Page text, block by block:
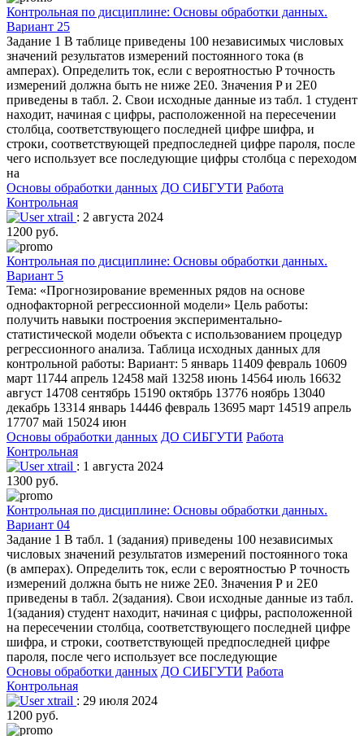
Контрольная по дисциплине: Основы обработки данных.
Вариант 25
Задание 1 В таблице приведены 100 независимых числовых
значений результатов измерений постоянного тока (в
амперах). Определить ток, если с вероятностью P точность
измерений должна быть не ниже 2E0. Значения P и 2E0
приведены в табл. 2. Свои исходные данные из табл. 1 студент
находит, начиная с цифры, расположенной на пересечении
столбца, соответствующего последней цифре шифра, и
строки, соответствующей предпоследней цифре пароля, после
чего использует все последующие цифры столбца с переходом
на
Основы обработки данных ДО СИБГУТИ Работа
Контрольная
xtrail : 2 августа 2024
1200 руб.
Контрольная по дисциплине: Основы обработки данных.
Вариант 5
Тема: «Прогнозирование временных рядов на основе
однофакторной регрессионной модели» Цель работы:
получить навыки построения экспериментально-
статистической модели объекта с использованием процедур
регрессионного анализа. Таблица исходных данных для
контрольной работы: Вариант: 5 январь 11409 февраль 10609
март 11744 апрель 12458 май 13258 июнь 14564 июль 16632
август 14708 сентябрь 15190 октябрь 13776 ноябрь 13040
декабрь 13314 январь 14446 февраль 13695 март 14519 апрель
17707 май 15024 июн
Основы обработки данных ДО СИБГУТИ Работа
Контрольная
xtrail : 1 августа 2024
1300 руб.
Контрольная по дисциплине: Основы обработки данных.
Вариант 04
Задание 1 В табл. 1 (задания) приведены 100 независимых
числовых значений результатов измерений постоянного тока
(в амперах). Определить ток, если с вероятностью Р точность
измерений должна быть не ниже 2E0. Значения Р и 2E0
приведены в табл. 2(задания). Свои исходные данные из табл.
1(задания) студент находит, начиная с цифры, расположенной
на пересечении столбца, соответствующего последней цифре
шифра, и строки, соответствующей предпоследней цифре
пароля, после чего использует все последующие
Основы обработки данных ДО СИБГУТИ Работа
Контрольная
xtrail : 29 июля 2024
1200 руб.